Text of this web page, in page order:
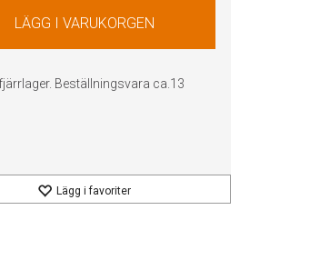
Beställningsvara ca. 13
Lägg i favoriter